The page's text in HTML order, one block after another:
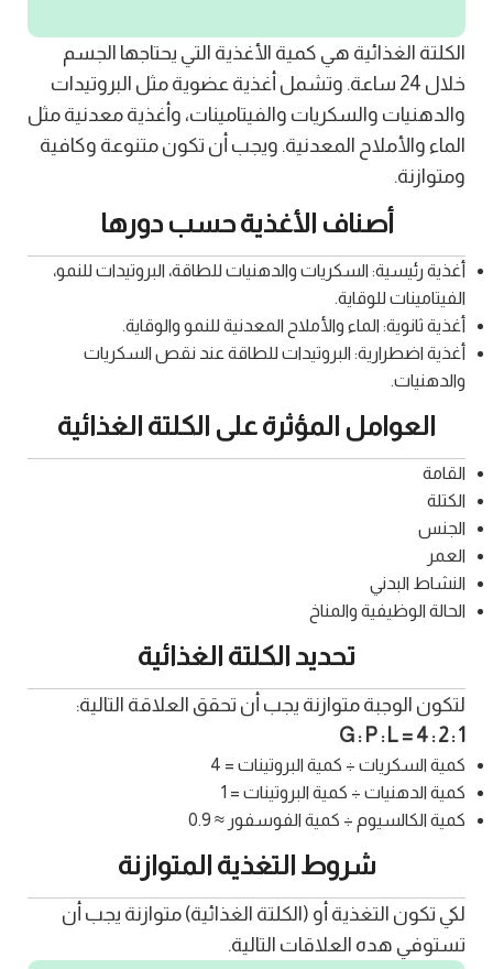
الكلتة الغذائية هي كمية الأغذية التي يحتاجها الجسم
خلال 24 ساعة. وتشمل أغذية عضوية مثل البروتيدات
والدهنيات والسكريات والفيتامينات، وأغذية معدنية مثل
الماء والأملاح المعدنية. ويجب أن تكون متنوعة وكافية
ومتوازنة.
أصناف الأغذية حسب دورها
أغذية رئيسية: السكريات والدهنيات للطاقة، البروتيدات للنمو،
الفيتامينات للوقاية.
أغذية ثانوية: الماء والأملاح المعدنية للنمو والوقاية.
أغذية اضطرارية: البروتيدات للطاقة عند نقص السكريات
والدهنيات.
العوامل المؤثرة على الكلتة الغذائية
القامة
الكتلة
الجنس
العمر
النشاط البدني
الحالة الوظيفية والمناخ
تحديد الكلتة الغذائية
لتكون الوجبة متوازنة يجب أن تحقق العلاقة التالية:
G : P : L = 4 : 2 : 1
كمية السكريات ÷ كمية البروتينات = 4
كمية الدهنيات ÷ كمية البروتينات = 1
كمية الكالسيوم ÷ كمية الفوسفور ≈ 0.9
شروط التغذية المتوازنة
لكي تكون التغذية أو (الكلتة الغذائية) متوازنة يجب أن
تستوفي هده العلاقات التالية.